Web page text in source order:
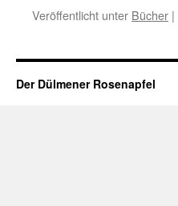
Veröffentlicht unter Bücher |
Der Dülmener Rosenapfel